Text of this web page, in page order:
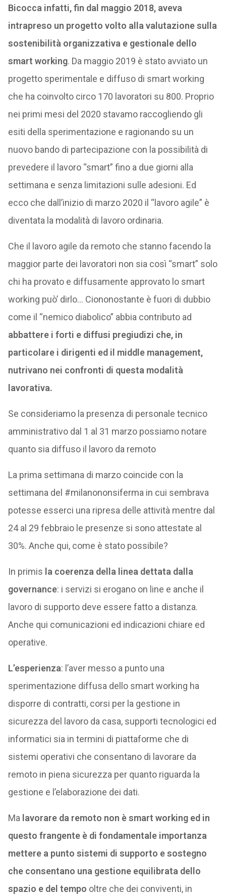
Bicocca infatti, fin dal maggio 2018, aveva
intrapreso un progetto volto alla valutazione sulla
sostenibilità organizzativa e gestionale dello
smart working. Da maggio 2019 è stato avviato un
progetto sperimentale e diffuso di smart working
che ha coinvolto circo 170 lavoratori su 800. Proprio
nei primi mesi del 2020 stavamo raccogliendo gli
esiti della sperimentazione e ragionando su un
nuovo bando di partecipazione con la possibilità di
prevedere il lavoro “smart” fino a due giorni alla
settimana e senza limitazioni sulle adesioni. Ed
ecco che dall’inizio di marzo 2020 il “lavoro agile” è
diventata la modalità di lavoro ordinaria.
Che il lavoro agile da remoto che stanno facendo la
maggior parte dei lavoratori non sia così “smart” solo
chi ha provato e diffusamente approvato lo smart
working può’ dirlo… Ciononostante è fuori di dubbio
come il “nemico diabolico” abbia contributo ad
abbattere i forti e diffusi pregiudizi che, in
particolare i dirigenti ed il middle management,
nutrivano nei confronti di questa modalità
lavorativa.
Se consideriamo la presenza di personale tecnico
amministrativo dal 1 al 31 marzo possiamo notare
quanto sia diffuso il lavoro da remoto
La prima settimana di marzo coincide con la
settimana del #milanononsiferma in cui sembrava
potesse esserci una ripresa delle attività mentre dal
24 al 29 febbraio le presenze si sono attestate al
30%. Anche qui, come è stato possibile?
In primis la coerenza della linea dettata dalla
governance: i servizi si erogano on line e anche il
lavoro di supporto deve essere fatto a distanza.
Anche qui comunicazioni ed indicazioni chiare ed
operative.
L’esperienza: l’aver messo a punto una
sperimentazione diffusa dello smart working ha
disporre di contratti, corsi per la gestione in
sicurezza del lavoro da casa, supporti tecnologici ed
informatici sia in termini di piattaforme che di
sistemi operativi che consentano di lavorare da
remoto in piena sicurezza per quanto riguarda la
gestione e l’elaborazione dei dati.
Ma lavorare da remoto non è smart working ed in
questo frangente è di fondamentale importanza
mettere a punto sistemi di supporto e sostegno
che consentano una gestione equilibrata dello
spazio e del tempo oltre che dei conviventi, in